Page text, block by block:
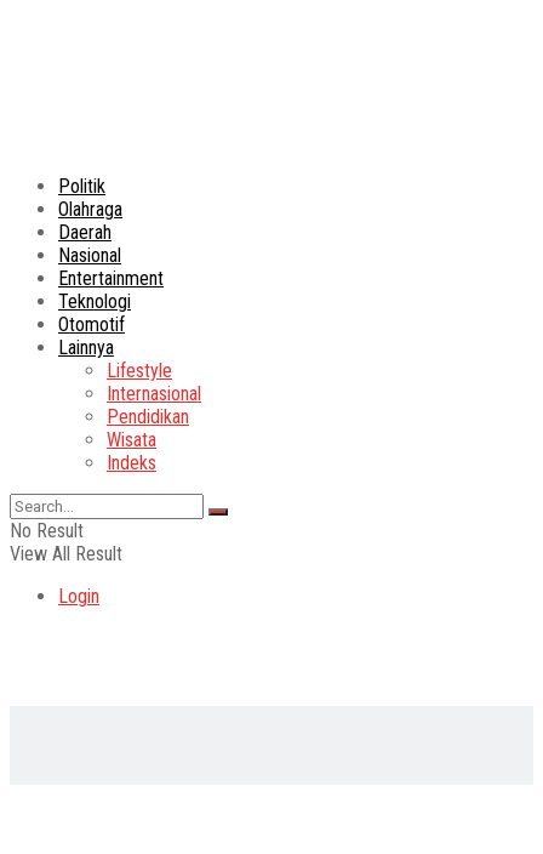
Politik
Olahraga
Daerah
Nasional
Entertainment
Teknologi
Otomotif
Lainnya
Lifestyle
Internasional
Pendidikan
Wisata
Indeks
No Result
View All Result
Login